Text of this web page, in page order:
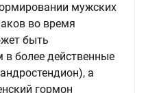
мужских
во время
быть
в более действенные
а
гормон